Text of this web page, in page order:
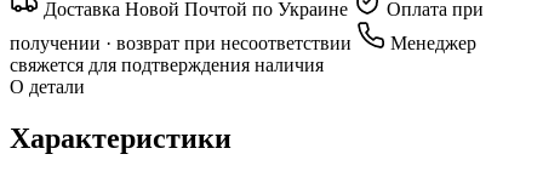
Доставка Новой Почтой по Украине
Оплата при
получении · возврат при несоответствии
Менеджер
свяжется для подтверждения наличия
О детали
Характеристики